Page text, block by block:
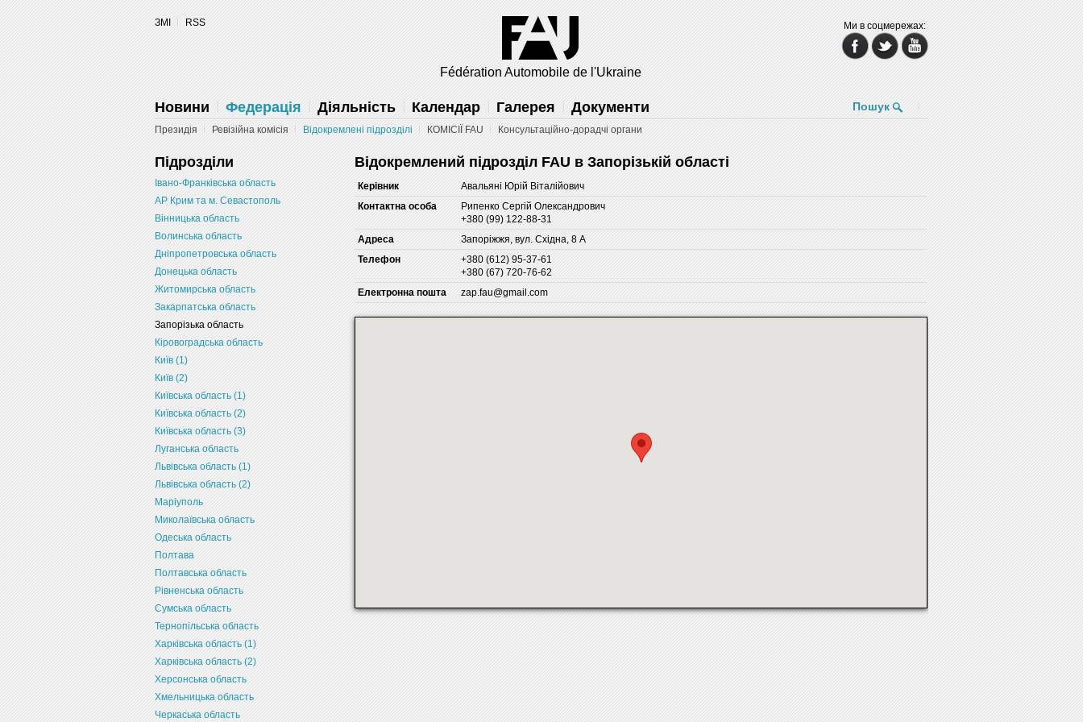
Powered by SendPulse
ЗМІ RSS
Fédération Automobile de l'Ukraine
Ми в соцмережах:
Новини Федерація Діяльність Календар Галерея Документи Пошук
Президія Ревізійна комісія Відокремлені підрозділі КОМІСІЇ FAU Консультаційно-дорадчі органи
Підрозділи
Івано-Франківська область
АР Крим та м. Севастополь
Вінницька область
Волинська область
Дніпропетровська область
Донецька область
Житомирська область
Закарпатська область
Запорізька область
Кіровоградська область
Київ (1)
Київ (2)
Київська область (1)
Київська область (2)
Київська область (3)
Луганська область
Львівська область (1)
Львівська область (2)
Маріуполь
Миколаївська область
Одеська область
Полтава
Полтавська область
Рівненська область
Сумська область
Тернопільська область
Харківська область (1)
Харківська область (2)
Херсонська область
Хмельницька область
Черкаська область
Відокремлений підрозділ FAU в Запорізькій області
Керівник
Авальяні Юрій Віталійович
Контактна особа
Рипенко Сергій Олександрович
+380 (99) 122-88-31
Адреса
Запоріжжя, вул. Східна, 8 А
Телефон
+380 (612) 95-37-61
+380 (67) 720-76-62
Електронна пошта
zap.fau@gmail.com